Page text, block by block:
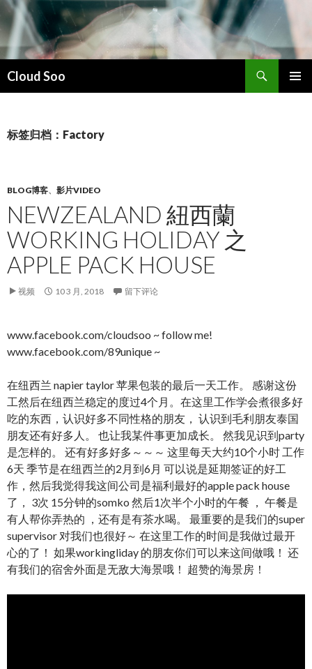
Cloud Soo
索
文
标签归档：Factory
BLOG博客、 影片VIDEO
NEWZEALAND 紐西蘭
WORKING HOLIDAY 之
APPLE PACK HOUSE
视频 10 3 月, 2018 留下评论
www.facebook.com/cloudsoo ~ follow me!
www.facebook.com/89unique ~
在纽西兰 napier taylor 苹果包装的最后一天工作。 感谢这份
工然后在纽西兰稳定的度过4个月。在这里工作学会煮很多好
吃的东西，认识好多不同性格的朋友， 认识到毛利朋友泰国
朋友还有好多人。 也让我某件事更加成长。 然我见识到party
是怎样的。 还有好多好多～～～ 这里每天大约10个小时 工作
6天 季节是在纽西兰的2月到6月 可以说是延期签证的好工
作，然后我觉得我这间公司是福利最好的apple pack house
了， 3次 15分钟的somko 然后1次半个小时的午餐 ， 午餐是
有人帮你弄热的 ，还有是有茶水喝。 最重要的是我们的super
supervisor 对我们也很好～ 在这里工作的时间是我做过最开
心的了！ 如果workingliday 的朋友你们可以来这间做哦！ 还
有我们的宿舍外面是无敌大海景哦！ 超赞的海景房！